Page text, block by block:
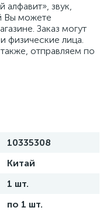
звук,
Вы можете
Заказ могут
физические лица.
отправляем по
10335308
Китай
1 шт.
по 1 шт.